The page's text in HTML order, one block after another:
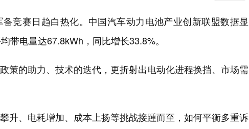
竞赛日趋白热化。中国汽车动力电池产业创新联盟数据显
电量达67.8kWh，同比增长33.8%。
策的助力、技术的迭代，更折射出电动化进程换挡、市场需
升、电耗增加、成本上扬等挑战接踵而至，如何平衡多重诉